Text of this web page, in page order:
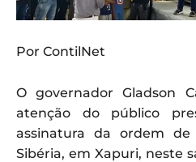
Por ContilNet
O governador Gladson
atenção do público
assinatura da ordem
Sibéria, em Xapuri, neste